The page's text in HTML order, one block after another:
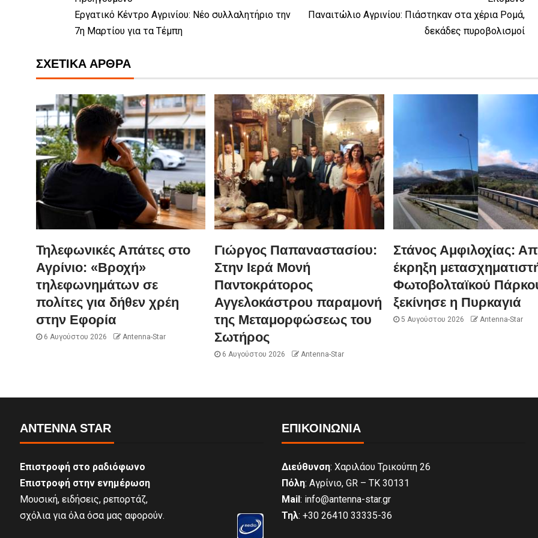
Εργατικό Κέντρο Αγρινίου: Νέο συλλαλητήριο την
7η Μαρτίου για τα Τέμπη
Παναιτώλιο Αγρινίου: Πιάστηκαν στα χέρια Ρομά,
δεκάδες πυροβολισμοί
ΣΧΕΤΙΚΆ ΆΡΘΡΑ
Τηλεφωνικές Απάτες στο
Αγρίνιο: «Βροχή»
τηλεφωνημάτων σε
πολίτες για δήθεν χρέη
στην Εφορία
6 Αυγούστου 2026 Antenna-Star
Γιώργος Παπαναστασίου:
Στην Ιερά Μονή
Παντοκράτορος
Αγγελοκάστρου παραμονή
της Μεταμορφώσεως του
Σωτήρος
6 Αυγούστου 2026 Antenna-Star
Στάνος Αμφιλοχίας:
έκρηξη
Φωτοβολταϊκού
ξεκίνησε η Πυρκαγιά
5 Αυγούστου 2026 Antenna-Star
ANTENNA STAR
Επιστροφή στο ραδιόφωνο
Επιστροφή στην ενημέρωση
Μουσική, ειδήσεις, ρεπορτάζ,
σχόλια για όλα όσα μας αφορούν.
ΕΠΙΚΟΙΝΩΝΊΑ
Διεύθυνση: Χαριλάου Τρικούπη 26
Πόλη: Αγρίνιο, GR – ΤΚ 30131
Mail : info@antenna-star.gr
Τηλ: +30 26410 33335-36